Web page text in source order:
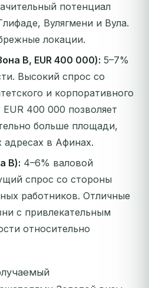
потенциал
Вулягмени и Вула.
локации.
B, EUR 400 000): 5–7%
Высокий спрос со
и корпоративного
400 000 позволяет
больше площади,
адресах в Афинах.
B): 4–6% валовой
спрос со стороны
работников. Отличные
с привлекательным
относительно